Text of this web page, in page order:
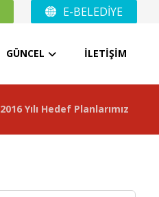
E-BELEDİYE
GÜNCEL İLETİŞİM
2016 Yılı Hedef Planlarımız